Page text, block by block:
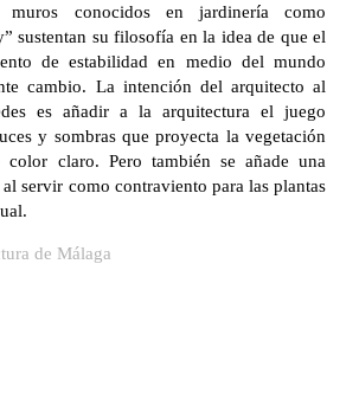
muros conocidos en jardinería como
sustentan su filosofía en la idea de que el
de estabilidad en medio del mundo
cambio. La intención del arquitecto al
es añadir a la arquitectura el juego
y sombras que proyecta la vegetación
claro. Pero también se añade una
servir como contraviento para las plantas
de Málaga